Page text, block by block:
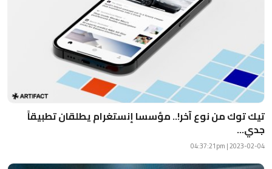
تيك توك من نوع آخر!.. مؤسسا إنستغرام يطلقان تطبيقاً
جدي...
2023-02-04 | 04:37:21pm